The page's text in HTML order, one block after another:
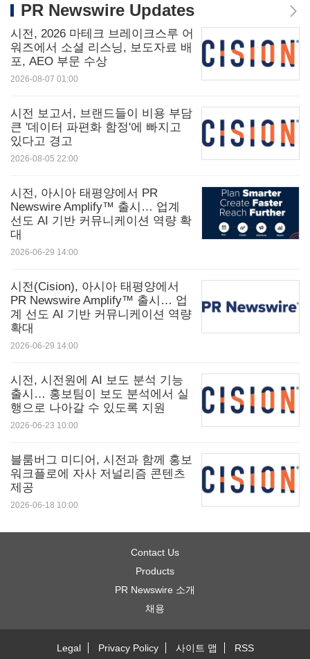
PR Newswire Updates
시전, 2026 마테크 브레이크스루 어
워즈에서 소셜 리스닝, 보도자료 배
포, AEO 부문 수상
2026-08-07 01:00
시전 보고서, 브랜드들이 비용 부담
큰 '데이터 파편화 함정'에 빠지고
있다고 경고
2026-08-05 22:00
시전, 아시아 태평양에서 PR
Newswire Amplify™ 출시… 업계
선도 AI 기반 커뮤니케이션 역량 확
대
2026-06-29 14:00
시전(Cision), 아시아 태평양에서
PR Newswire Amplify™ 출시… 업
계 선도 AI 기반 커뮤니케이션 역량
확대
2026-06-29 14:00
시전, 시전원에 AI 보도 분석 기능
출시… 홍보팀이 보도 분석에서 실
행으로 나아갈 수 있도록 지원
2026-06-23 10:00
블룸버그 미디어, 시전과 함께 홍보
워크플로에 자사 저널리즘 콘텐츠
제공
2026-06-18 10:00
Contact Us
Products
PR Newswire 소개
채용
Legal Privacy Policy 사이트 맵 RSS